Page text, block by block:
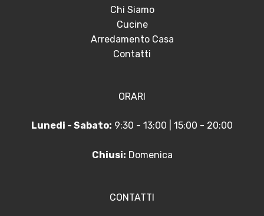
Chi Siamo
Cucine
Arredamento Casa
Contatti
ORARI
Lunedi - Sabato: 9:30 - 13:00 | 15:00 - 20:00
Chiusi: Domenica
CONTATTI